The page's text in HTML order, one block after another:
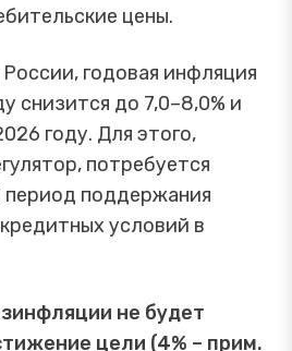
цены.
годовая инфляция
снизится до 7,0–8,0% и
году. Для этого,
потребуется
поддержания
условий в
не будет
цели (4% – прим.